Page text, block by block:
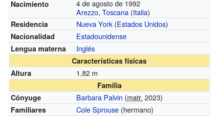
Nacimiento
4 de agosto de 1992
Arezzo,Toscana (Italia)
Residencia Nueva York (Estados Unidos)
Nacionalidad Estadounidense
Lengua materna Inglés
Características físicas
Altura
1,82 m
Familia
Cónyuge
Barbara Palvin (matr. 2023)
Familiares Cole Sprouse (hermano)